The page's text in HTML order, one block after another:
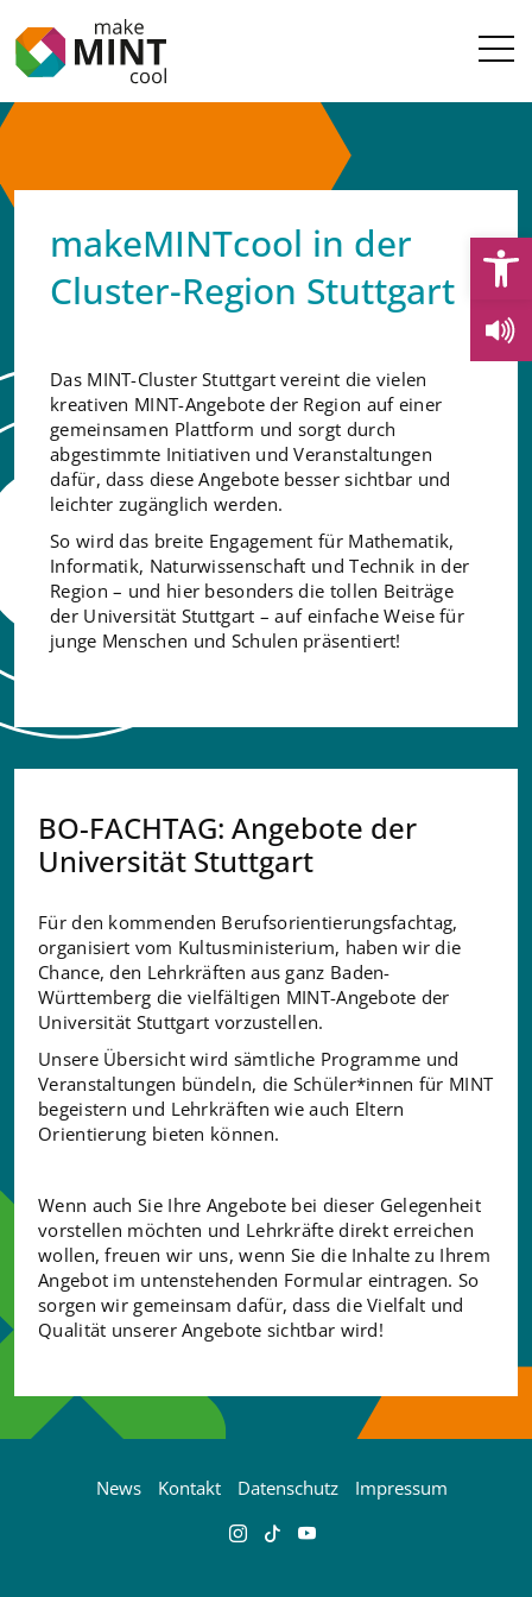
makeMINTcool in der
Cluster-Region Stuttgart
Das MINT-Cluster Stuttgart vereint die vielen
kreativen MINT-Angebote der Region auf einer
gemeinsamen Plattform und sorgt durch
abgestimmte Initiativen und Veranstaltungen
dafür, dass diese Angebote besser sichtbar und
leichter zugänglich werden.
So wird das breite Engagement für Mathematik,
Informatik, Naturwissenschaft und Technik in der
Region – und hier besonders die tollen Beiträge
der Universität Stuttgart – auf einfache Weise für
junge Menschen und Schulen präsentiert!
BO-FACHTAG: Angebote der
Universität Stuttgart
Für den kommenden Berufsorientierungsfachtag,
organisiert vom Kultusministerium, haben wir die
Chance, den Lehrkräften aus ganz Baden-
Württemberg die vielfältigen MINT-Angebote der
Universität Stuttgart vorzustellen.
Unsere Übersicht wird sämtliche Programme und
Veranstaltungen bündeln, die Schüler*innen für MINT
begeistern und Lehrkräften wie auch Eltern
Orientierung bieten können.
Wenn auch Sie Ihre Angebote bei dieser Gelegenheit
vorstellen möchten und Lehrkräfte direkt erreichen
wollen, freuen wir uns, wenn Sie die Inhalte zu Ihrem
Angebot im untenstehenden Formular eintragen. So
sorgen wir gemeinsam dafür, dass die Vielfalt und
Qualität unserer Angebote sichtbar wird!
News Kontakt Datenschutz Impressum